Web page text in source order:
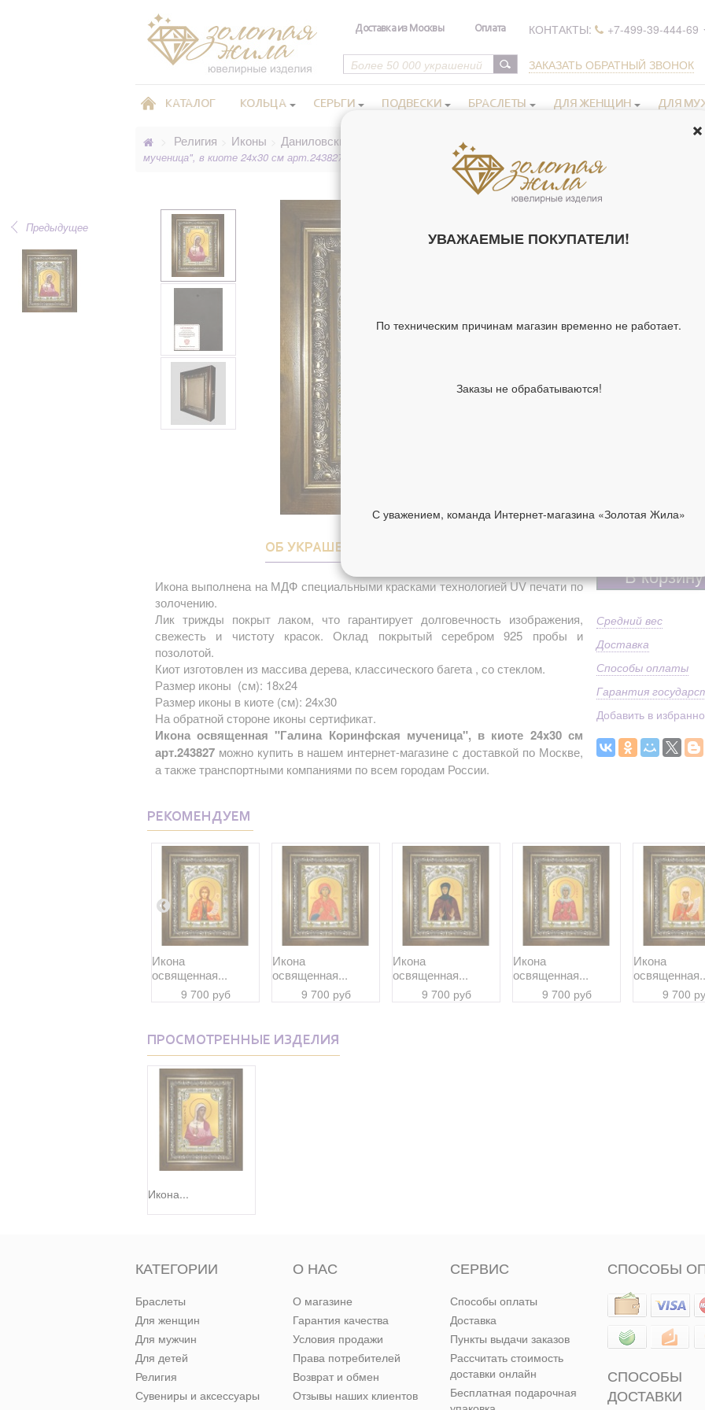
Доставка из Москвы Оплата КОНТАКТЫ: +7-499-39-444-69
ЗАКАЗАТЬ ОБРАТНЫЙ ЗВОНОК
КАТАЛОГ КОЛЬЦА СЕРЬГИ ПОДВЕСКИ БРАСЛЕТЫ ДЛЯ ЖЕНЩИН ДЛЯ
Религия Иконы Даниловские иконы в серебряном окладе
мученица", в киоте 24x30 см арт.243827
Предыдущее
ОБ УКРАШЕНИИ
Икона выполнена на МДФ специальными красками технологией UV печати по
золочению.
Лик трижды покрыт лаком, что гарантирует долговечность изображения,
свежесть и чистоту красок. Оклад покрытый серебром 925 пробы и
позолотой.
Киот изготовлен из массива дерева, классического багета , со стеклом.
Размер иконы (см): 18х24
Размер иконы в киоте (см): 24х30
На обратной стороне иконы сертификат.
Икона освященная "Галина Коринфская мученица", в киоте 24x30 см
арт.243827 можно купить в нашем интернет-магазине с доставкой по Москве,
а также транспортными компаниями по всем городам России.
ИКОНА
24X30 СМ
Тип украшения
см
В корзину
Средний вес
Доставка
Способы оплаты
Гарантия
Добавить в
РЕКОМЕНДУЕМ
Икона
освященная...
9 700 руб
Икона
освященная...
9 700 руб
Икона
освященная...
9 700 руб
Икона
освященная...
9 700 руб
Икона
9 700
ПРОСМОТРЕННЫЕ ИЗДЕЛИЯ
Икона...
КАТЕГОРИИ
Браслеты
Для женщин
Для мужчин
Для детей
Религия
Сувениры и аксессуары
О НАС
О магазине
Гарантия качества
Условия продажи
Права потребителей
Возврат и обмен
Отзывы наших клиентов
СЕРВИС
Способы оплаты
Доставка
Пункты выдачи заказов
Рассчитать стоимость
доставки онлайн
Бесплатная подарочная
СПОСОБЫ
СПОСОБЫ
ДОСТАВКИ
УВАЖАЕМЫЕ ПОКУПАТЕЛИ!
По техническим причинам магазин временно не работает.
Заказы не обрабатываются!
С уважением, команда Интернет-магазина «Золотая Жила»